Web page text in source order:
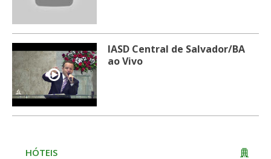
IASD Central de Salvador/BA
ao Vivo
HÓTEIS